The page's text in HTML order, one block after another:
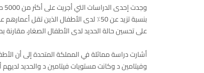
على تحسين حالة الحديد لدى الأطفال الصغار، مقارنة
أشارت دراسة مماثلة في المملكة المتحدة إلى أن
وفيتامين د وكانت مستويات فيتامين د والحديد لديهم